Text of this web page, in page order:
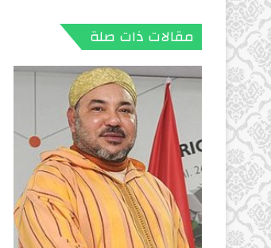
مقالات ذات صلة